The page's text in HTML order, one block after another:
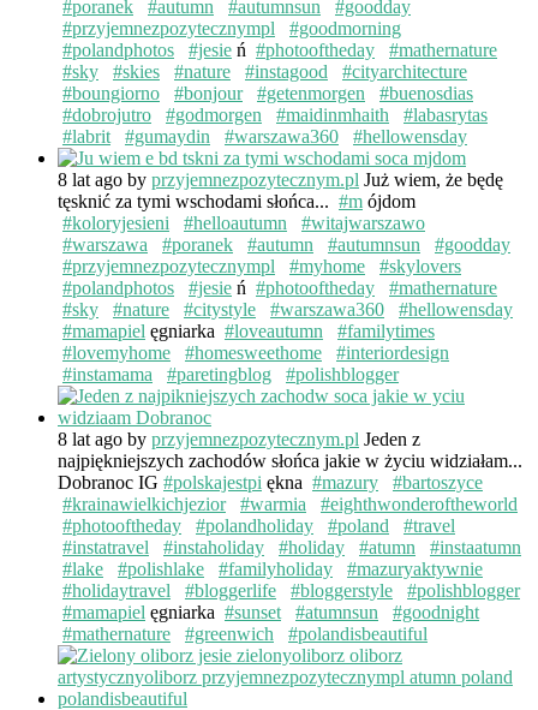
#poranek #autumn #autumnsun
#goodday
#przyjemnezpozytecznympl
#goodmorning
#polandphotos
#jesie ń #photooftheday
#mathernature
#sky
#skies #nature #instagood
#cityarchitecture
#boungiorno
#bonjour #getenmorgen
#buenosdias
#dobrojutro
#godmorgen #maidinmhaith
#labasrytas
#labrit
#gumaydin #warszawa360 #hellowensday
8 lat ago by przyjemnezpozytecznym.pl Już wiem, że będę
tęsknić za tymi wschodami słońca... #m ójdom
#koloryjesieni
#helloautumn
#witajwarszawo
#warszawa
#poranek #autumn #autumnsun
#goodday
#przyjemnezpozytecznympl
#myhome
#skylovers
#polandphotos
#jesie ń #photooftheday
#mathernature
#sky
#nature #citystyle #warszawa360
#hellowensday
#mamapiel ęgniarka #loveautumn
#familytimes
#lovemyhome
#homesweethome
#interiordesign
#instamama
#paretingblog #polishblogger
8 lat ago by przyjemnezpozytecznym.pl Jeden z
najpiękniejszych zachodów słońca jakie w życiu widziałam...
Dobranoc IG #polskajestpi ękna #mazury
#bartoszyce
#krainawielkichjezior
#warmia
#eighthwonderoftheworld
#photooftheday
#polandholiday #poland
#travel
#instatravel
#instaholiday #holiday #atumn
#instaatumn
#lake
#polishlake #familyholiday
#mazuryaktywnie
#holidaytravel
#bloggerlife #bloggerstyle
#polishblogger
#mamapiel ęgniarka #sunset #atumnsun
#goodnight
#mathernature
#greenwich #polandisbeautiful